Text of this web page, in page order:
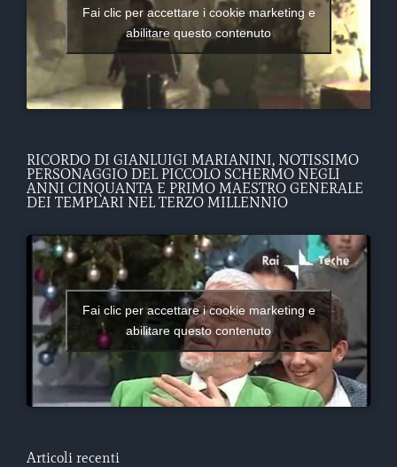
Fai clic per accettare i cookie marketing e
abilitare questo contenuto
RICORDO DI GIANLUIGI MARIANINI, NOTISSIMO
PERSONAGGIO DEL PICCOLO SCHERMO NEGLI
ANNI CINQUANTA E PRIMO MAESTRO GENERALE
DEI TEMPLARI NEL TERZO MILLENNIO
Fai clic per accettare i cookie marketing e
abilitare questo contenuto
Articoli recenti